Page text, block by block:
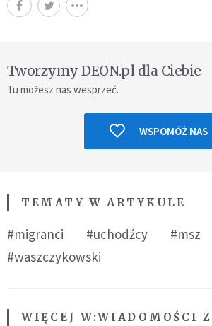
Tworzymy DEON.pl dla Ciebie
Tu możesz nas wesprzeć.
WSPOMÓŻ NAS
TEMATY W ARTYKULE
#migranci #uchodźcy #msz
#waszczykowski
WIĘCEJ W:WIADOMOŚCI